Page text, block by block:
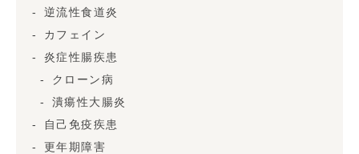
逆流性食道炎
カフェイン
炎症性腸疾患
クローン病
潰瘍性大腸炎
自己免疫疾患
更年期障害